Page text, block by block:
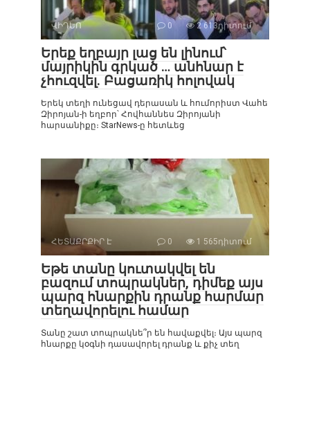
ՎԻԴԵՈ 0 2 613դիտում
Երեք եղբայր լաց են լինում՝
մայրիկին գրկած … անհնար է
չհուզվել. Բացառիկ հոլովակ
Երեկ տեղի ունեցավ դերասան և հումորիստ Վահե
Զիրոյան-ի եղբոր՝ Հովհաննես Զիրոյանի
հարսանիքը։ StarNews-ը հետևեց
ՀԵՏԱՔՐՔԻՐ Է 0 1 565դիտում
Եթե տանը կուտակվել են
բազում տոպրակներ, դիմեք այս
պարզ հնարքին դրանք հարմար
տեղավորելու համար
Տանը շատ տոպրակնե՞ր են հավաքվել։ Այս պարզ
հնարքը կօգնի դասավորել դրանք և քիչ տեղ